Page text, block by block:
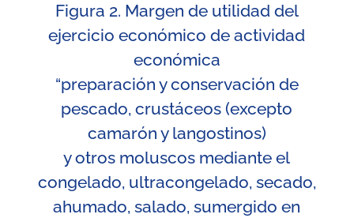
Figura 2. Margen de utilidad del
ejercicio económico de actividad
económica
“preparación y conservación de
pescado, crustáceos (excepto
camarón y langostinos)
y otros moluscos mediante el
congelado, ultracongelado, secado,
ahumado, salado, sumergido en